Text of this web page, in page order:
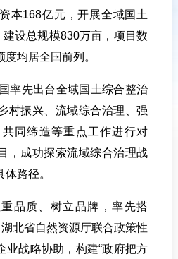
本168亿元，开展全域国土
设总规模830万亩，项目数
均居全国前列。
率先出台全域国土综合整治
村振兴、流域综合治理、强
同缔造等重点工作进行对
，成功探索流域综合治理战
路径。
品质、树立品牌，率先搭
北省自然资源厅联合政策性
业战略协助，构建“政府把方